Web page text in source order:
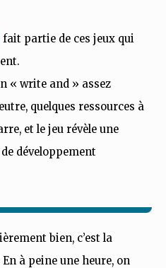
fait partie de ces jeux qui
« write and » assez
quelques ressources à
et le jeu révèle une
développement
bien, c’est la
En à peine une heure, on